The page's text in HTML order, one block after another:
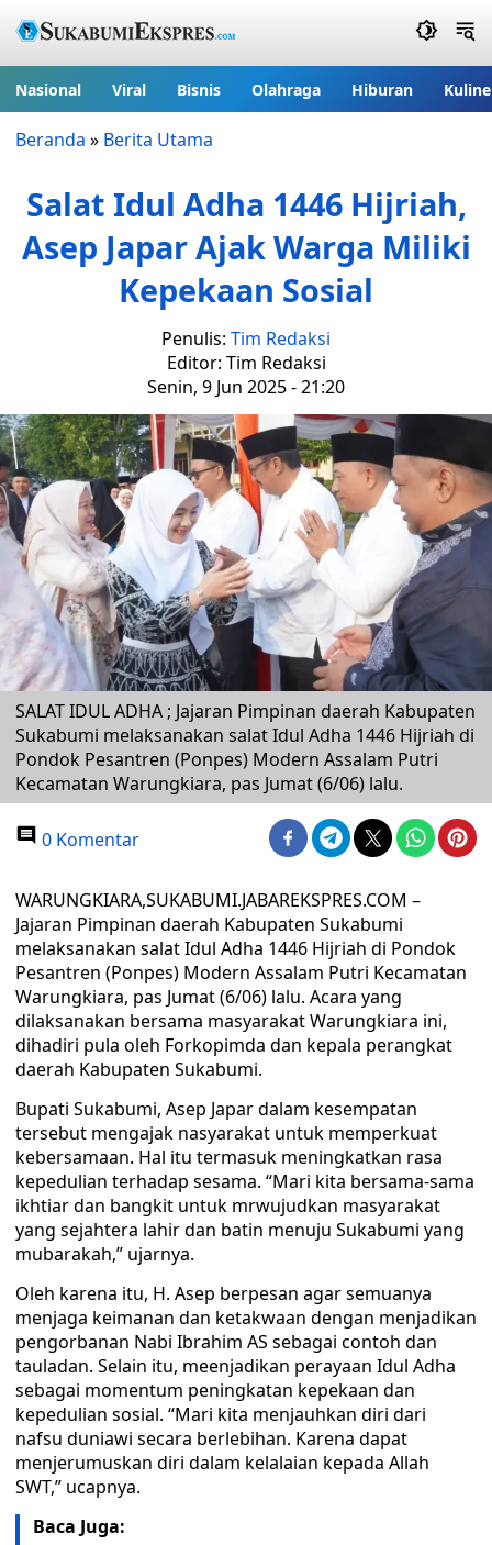
Nasional Viral Bisnis Olahraga Hiburan
Beranda » Berita Utama
Salat Idul Adha 1446 Hijriah,
Asep Japar Ajak Warga Miliki
Kepekaan Sosial
Penulis: Tim Redaksi
Editor: Tim Redaksi
Senin, 9 Jun 2025 - 21:20
SALAT IDUL ADHA ; Jajaran Pimpinan daerah Kabupaten
Sukabumi melaksanakan salat Idul Adha 1446 Hijriah di
Pondok Pesantren (Ponpes) Modern Assalam Putri
Kecamatan Warungkiara, pas Jumat (6/06) lalu.
0 Komentar
WARUNGKIARA,SUKABUMI.JABAREKSPRES.COM –
Jajaran Pimpinan daerah Kabupaten Sukabumi
melaksanakan salat Idul Adha 1446 Hijriah di Pondok
Pesantren (Ponpes) Modern Assalam Putri Kecamatan
Warungkiara, pas Jumat (6/06) lalu. Acara yang
dilaksanakan bersama masyarakat Warungkiara ini,
dihadiri pula oleh Forkopimda dan kepala perangkat
daerah Kabupaten Sukabumi.
Bupati Sukabumi, Asep Japar dalam kesempatan
tersebut mengajak nasyarakat untuk memperkuat
kebersamaan. Hal itu termasuk meningkatkan rasa
kepedulian terhadap sesama. “Mari kita bersama-sama
ikhtiar dan bangkit untuk mrwujudkan masyarakat
yang sejahtera lahir dan batin menuju Sukabumi yang
mubarakah,” ujarnya.
Oleh karena itu, H. Asep berpesan agar semuanya
menjaga keimanan dan ketakwaan dengan menjadikan
pengorbanan Nabi Ibrahim AS sebagai contoh dan
tauladan. Selain itu, meenjadikan perayaan Idul Adha
sebagai momentum peningkatan kepekaan dan
kepedulian sosial. “Mari kita menjauhkan diri dari
nafsu duniawi secara berlebihan. Karena dapat
menjerumuskan diri dalam kelalaian kepada Allah
SWT,” ucapnya.
Baca Juga: